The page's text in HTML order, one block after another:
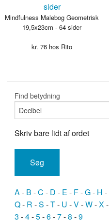
Mindfulness Malebog Geometrisk
19,5x23cm - 64 sider
kr. 76 hos Rito
Find betydning
Skriv bare lidt af ordet
A- B -C - D - E - F-G- H -
Q- R -S -T- U -V-W-X-
3 -4-5-6-7-8 -9